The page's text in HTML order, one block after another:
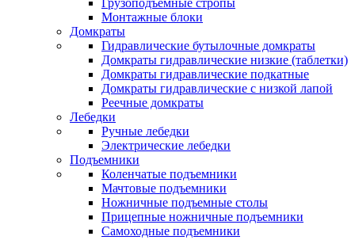
Грузоподъемные стропы
Монтажные блоки
Домкраты
Гидравлические бутылочные домкраты
Домкраты гидравлические низкие (таблетки)
Домкраты гидравлические подкатные
Домкраты гидравлические с низкой лапой
Реечные домкраты
Лебедки
Ручные лебедки
Электрические лебедки
Подъемники
Коленчатые подъемники
Мачтовые подъемники
Ножничные подъемные столы
Прицепные ножничные подъемники
Самоходные подъемники